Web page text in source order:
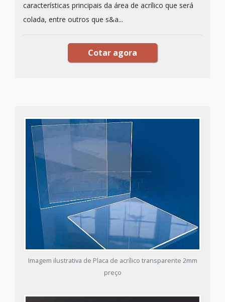
características principais da área de acrílico que será
colada, entre outros que s&a...
Cotar agora
Imagem ilustrativa de Placa de acrílico transparente 2mm
preço